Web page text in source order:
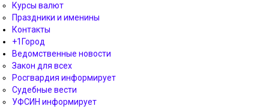
Курсы валют
Праздники и именины
Контакты
+1Город
Ведомственные новости
Закон для всех
Росгвардия информирует
Судебные вести
УФСИН информирует